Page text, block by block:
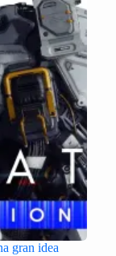
gran idea